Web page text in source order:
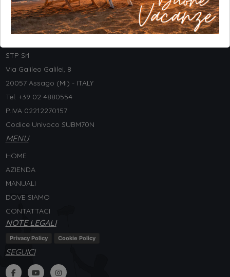
STP Srl
Via Galileo Galilei, 8
20057 Assago (MI) - ITALY
Tel. +39 02 4880554
P.IVA 02212270157
Codice Univoco SUBM70N
MENU
HOME
AZIENDA
MANUALI
DOVE SIAMO
CONTATTACI
NOTE LEGALI
Privacy Policy Cookie Policy
SEGUICI